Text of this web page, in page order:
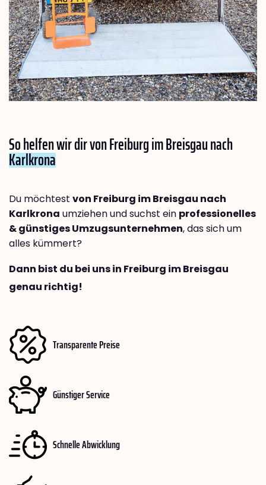
So helfen wir dir von Freiburg im Breisgau nach
Karlkrona
Du möchtest von Freiburg im Breisgau nach
Karlkrona umziehen und suchst ein professionelles
& günstiges Umzugsunternehmen, das sich um
alles kümmert?
Dann bist du bei uns in Freiburg im Breisgau
genau richtig!
Transparente Preise
Günstiger Service
Schnelle Abwicklung